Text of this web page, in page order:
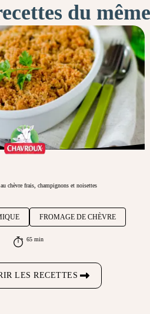
du
chèvre frais, champignons et noisettes
FROMAGE DE CHÈVRE
65 min
LES RECETTES